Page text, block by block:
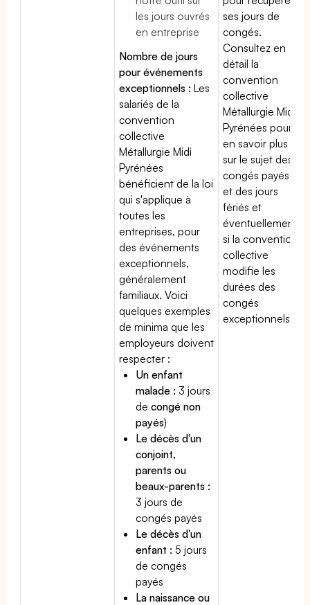
les jours ouvrés
en entreprise
Nombre de jours
pour événements
exceptionnels : Les
salariés de la
convention
collective
Métallurgie Midi
Pyrénées
bénéficient de la loi
qui s'applique à
toutes les
entreprises, pour
des événements
exceptionnels,
généralement
familiaux. Voici
quelques exemples
de minima que les
employeurs doivent
respecter :
Un enfant
malade : 3 jours
decongé non
payés)
Le décès d'un
conjoint,
parents ou
beaux-parents :
3 jours de
congés payés
Le décès d'un
enfant : 5 jours
de congés
payés
La naissance ou
ses jours de
congés.
Consultez en
détail la
convention
collective
Métallurgie Midi
Pyrénées pour
en savoir plus
sur le sujet des
congés payés
et des jours
fériés et
éventuellement
si la convention
collective
modifie les
durées des
congés
exceptionnels.